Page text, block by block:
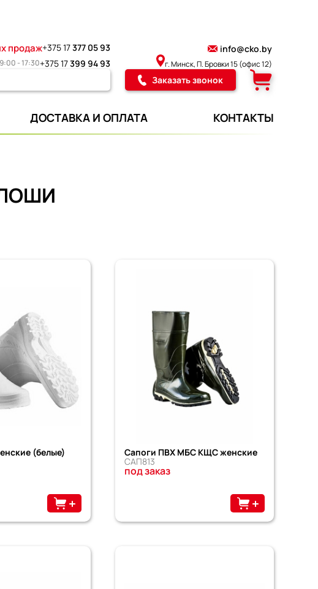
продаж+375 17377 05 93
- 17:30+375 17399 94 93
info@cko.by
г. Минск, П. Бровки 15(офис 12)
Заказать звонок
ДОСТАВКА И ОПЛАТА КОНТАКТЫ
(белые) Сапоги ПВХ МБС КЩС женские
САП813
под заказ